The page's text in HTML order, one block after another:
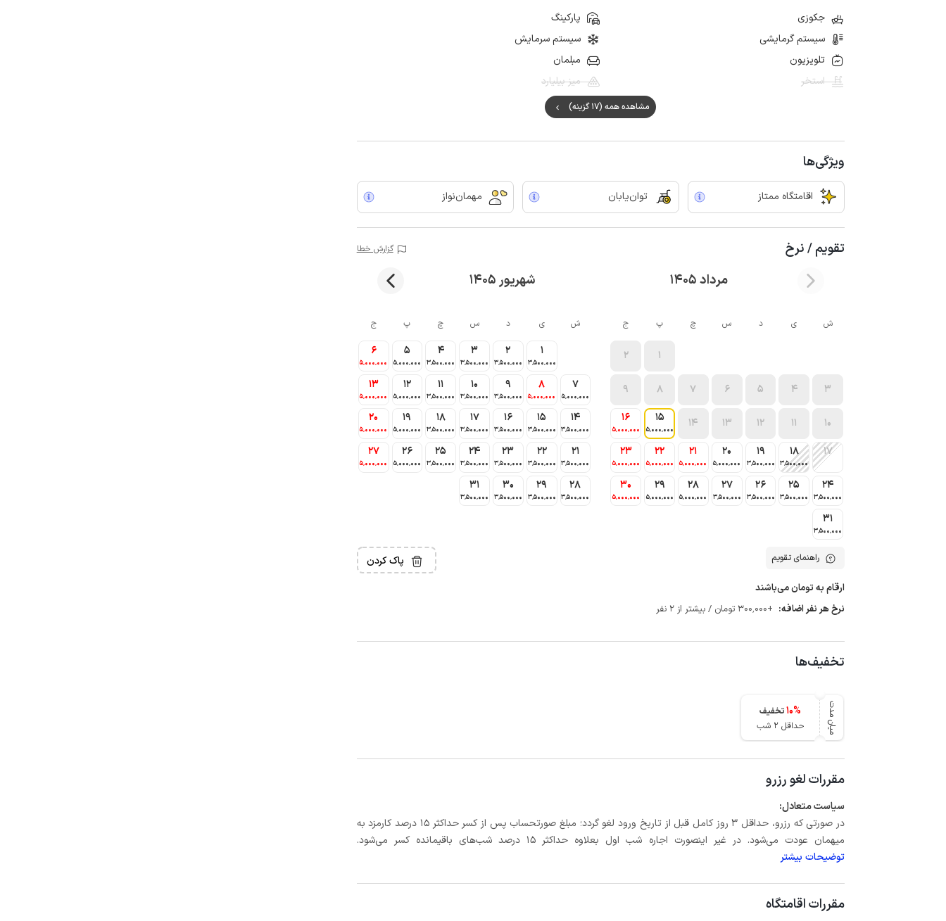
جکوزی
پارکینگ
سیستم گرمایشی
سیستم سرمایش
تلویزیون
مبلمان
استخر
میز بیلیارد
مشاهده همه (17 گزینه)
ویژگی‌ها
اقامتگاه ممتاز توان‌یابان مهمان‌نواز
تقویم / نرخ گزارش خطا
مرداد 1405 شهریور 1405
ش ی د س چ پ ج
1
2
3
4
5
6
7
8
9
10
11
12
13
14
15
5٬000٬000
16
5٬000٬000
17
18
3٬500٬000
19
3٬500٬000
20
5٬000٬000
21
5٬000٬000
22
5٬000٬000
23
5٬000٬000
24
3٬500٬000
25
3٬500٬000
26
3٬500٬000
27
3٬500٬000
28
5٬000٬000
29
5٬000٬000
30
5٬000٬000
31
3٬500٬000
ش ی د س چ پ ج
1
3٬500٬000
2
3٬500٬000
3
3٬500٬000
4
3٬500٬000
5
5٬000٬000
6
5٬000٬000
7
5٬000٬000
8
5٬000٬000
9
3٬500٬000
10
3٬500٬000
11
3٬500٬000
12
5٬000٬000
13
5٬000٬000
14
3٬500٬000
15
3٬500٬000
16
3٬500٬000
17
3٬500٬000
18
3٬500٬000
19
5٬000٬000
20
5٬000٬000
21
3٬500٬000
22
3٬500٬000
23
3٬500٬000
24
3٬500٬000
25
3٬500٬000
26
5٬000٬000
27
5٬000٬000
28
3٬500٬000
29
3٬500٬000
30
3٬500٬000
31
3٬500٬000
راهنمای تقویم پاک کردن
ارقام به تومان می‌باشند
نرخ هر نفر اضافه: +300٬000 تومان / بیشتر از 2 نفر
تخفیف‌ها
میان مدت 10%
تخفیف
حداقل 2 شب
مقررات لغو رزرو
سیاست متعادل:
در صورتی که رزرو، حداقل 3 روز کامل قبل از تاریخ ورود لغو گردد؛ مبلغ صورتحساب پس از کسر حداکثر 15 درصد کارمزد به
میهمان عودت می‌شود. در غیر اینصورت اجاره شب اول بعلاوه حداکثر 15 درصد شب‌های باقیمانده کسر می‌شود.
توضیحات بیشتر
مقررات اقامتگاه